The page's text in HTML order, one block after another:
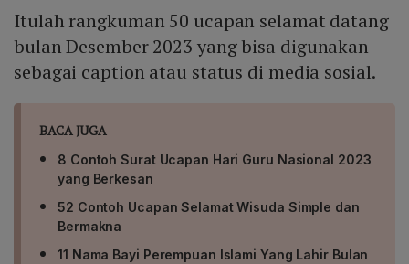
Itulah rangkuman 50 ucapan selamat datang
bulan Desember 2023 yang bisa digunakan
sebagai caption atau status di media sosial.
BACA JUGA
8 Contoh Surat Ucapan Hari Guru Nasional 2023
yang Berkesan
52 Contoh Ucapan Selamat Wisuda Simple dan
Bermakna
11 Nama Bayi Perempuan Islami Yang Lahir Bulan